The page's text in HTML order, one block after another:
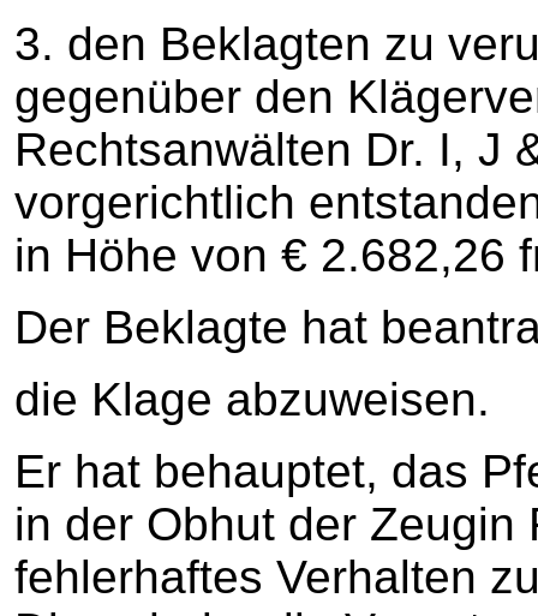
3. den Beklagten zu
gegenüber den
Rechtsanwälten Dr. I, J
vorgerichtlich
in Höhe von € 2.682,26
Der Beklagte hat
die Klage abzuweisen.
Er hat behauptet, das
in der Obhut der Zeugin
fehlerhaftes Verhalten